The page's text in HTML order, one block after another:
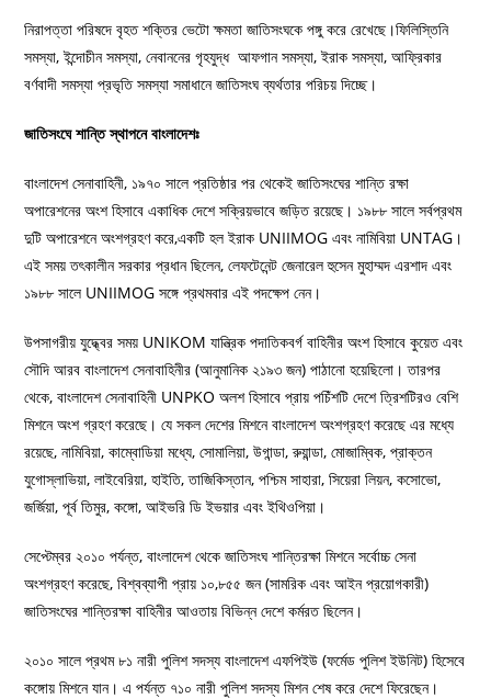
‌নিরাপত্তা পরিষদে বৃহত শক্তির ভেটো ক্ষমতা জাতিসংঘকে পঙ্গু করে রেখেছে।ফিলিস্তিনি
সমস্যা, ইন্দোচীন সমস্যা, নেবাননের গৃহযুদ্ধ আফগান সমস্যা, ইরাক সমস্যা, আফ্রিকার
বর্ণবাদী সমস্যা প্রভৃতি সমস্যা সমাধানে জাতিসংঘ ব্যর্থতার পরিচয় দিচ্ছে।
জাতিসংঘে শান্তি স্থাপনে বাংলাদেশঃ
বাংলাদেশ সেনাবাহিনী, ১৯৭০ সালে প্রতিষ্ঠার পর থেকেই জাতিসংঘের শান্তি রক্ষা
অপারেশনের অংশ হিসাবে একাধিক দেশে সক্রিয়ভাবে জড়িত রয়েছে। ১৯৮৮ সালে সর্বপ্রথম
দুটি অপারেশনে অংশগ্রহণ করে,একটি হল ইরাক UNIIMOG এবং নামিবিয়া UNTAG।
এই সময় তৎকালীন সরকার প্রধান ছিলেন, লেফটেনেন্ট জেনারেল হুসেন মুহাম্মদ এরশাদ এবং
১৯৮৮ সালে UNIIMOG সঙ্গে প্রথমবার এই পদক্ষেপ নেন।
উপসাগরীয় যুদ্ধ্বের সময় UNIKOM যান্ত্রিক পদাতিকবর্গ বাহিনীর অংশ হিসাবে কুয়েত এবং
সৌদি আরব বাংলাদেশ সেনাবাহিনীর (আনুমানিক ২১৯৩ জন) পাঠানো হয়েছিলো। তারপর
থেকে, বাংলাদেশ সেনাবাহিনী UNPKO অলশ হিসাবে প্রায় পচিঁশটি দেশে ত্রিশটিরও বেশি
মিশনে অংশ গ্রহণ করেছে। যে সকল দেশের মিশনে বাংলাদেশ অংশগ্রহণ করেছে এর মধ্যে
রয়েছে, নামিবিয়া, কাম্বোডিয়া মধ্যে, সোমালিয়া, উগান্ডা, রুয়ান্ডা, মোজাম্বিক, প্রাক্তন
যুগোস্লাভিয়া, লাইবেরিয়া, হাইতি, তাজিকিস্তান, পশ্চিম সাহারা, সিয়েরা লিয়ন, কসোভো,
জর্জিয়া, পূর্ব তিমুর, কঙ্গো, আইভরি ডি ইভয়ার এবং ইথিওপিয়া।
সেপ্টেম্বর ২০১০ পর্যন্ত, বাংলাদেশ থেকে জাতিসংঘ শান্তিরক্ষা মিশনে সর্বোচ্চ সেনা
অংশগ্রহণ করেছে, বিশ্বব্যাপী প্রায় ১০,৮৫৫ জন (সামরিক এবং আইন প্রয়োগকারী)
জাতিসংঘের শান্তিরক্ষা বাহিনীর আওতায় বিভিন্ন দেশে কর্মরত ছিলেন।
২০১০ সালে প্রথম ৮১ নারী পুলিশ সদস্য বাংলাদেশ এফপিইউ (ফর্মেড পুলিশ ইউনিট) হিসেবে
কঙ্গোয় মিশনে যান। এ পর্যন্ত ৭১০ নারী পুলিশ সদস্য মিশন শেষ করে দেশে ফিরেছেন।